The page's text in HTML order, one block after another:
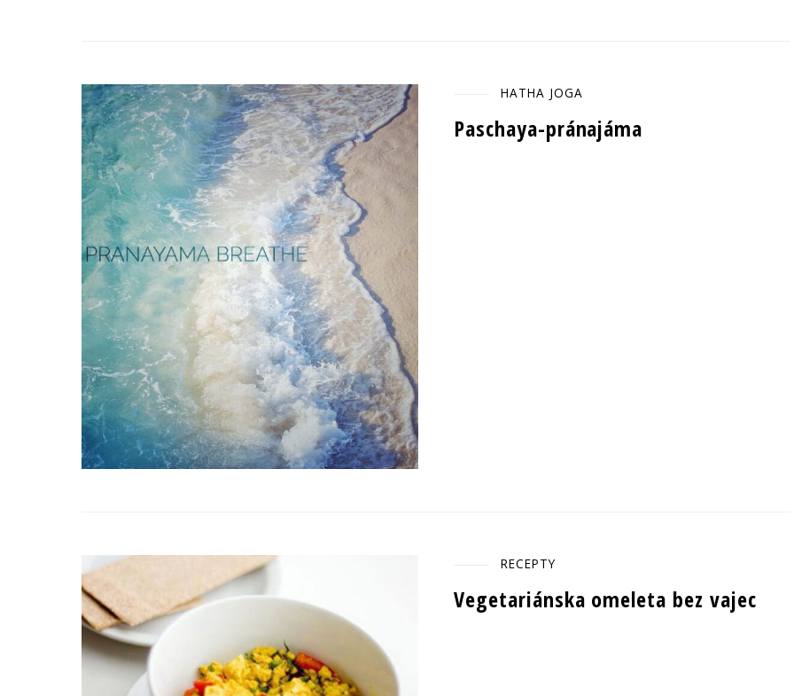
HATHA JOGA
Paschaya-pránajáma
RECEPTY
Vegetariánska omeleta bez vajec